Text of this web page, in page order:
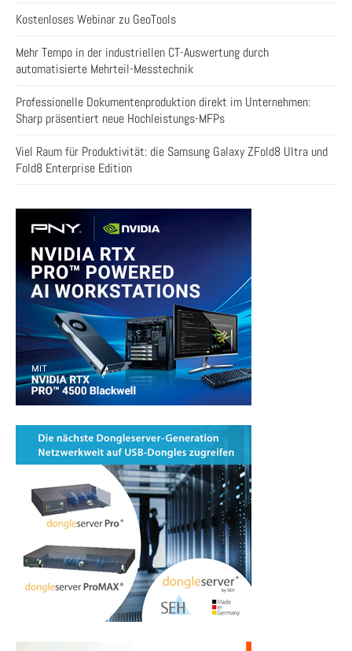
Kostenloses Webinar zu GeoTools
Mehr Tempo in der industriellen CT-Auswertung durch
automatisierte Mehrteil-Messtechnik
Professionelle Dokumentenproduktion direkt im Unternehmen:
Sharp präsentiert neue Hochleistungs-MFPs
Viel Raum für Produktivität: die Samsung Galaxy ZFold8 Ultra und
Fold8 Enterprise Edition